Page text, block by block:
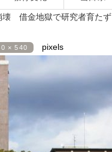
壊 借金地獄で研究者育たず
× 540 pixels